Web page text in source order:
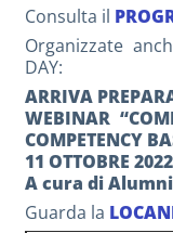
Consulta il
Organizzate
DAY:
ARRIVA
WEBINAR
COMPETENCY
11 OTTOBRE
A cura di
Guarda la